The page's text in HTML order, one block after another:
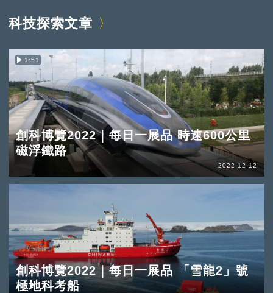
科技探索文章
1:51
創科博覽2022｜每日一展品 時速600公里
磁浮鐵路
2022-12-12
創科博覽2022｜每日一展品 「雪龍2」號
極地科考船